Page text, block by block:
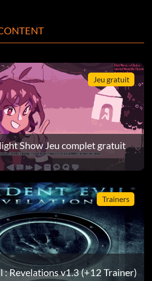
Jeu gratuit
Show Jeu complet gratuit
Trainers
: Revelations v1.3 (+12 Trainer)